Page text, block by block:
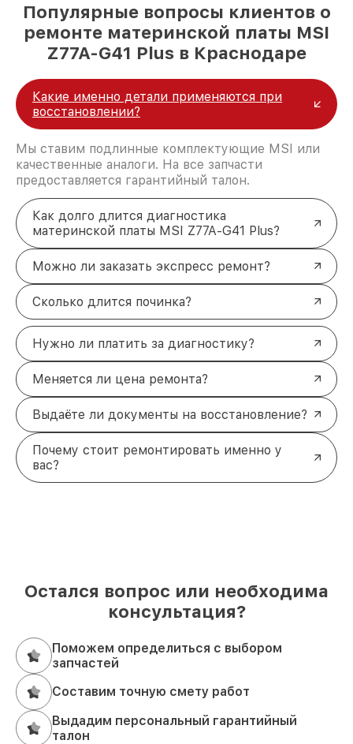
Популярные вопросы клиентов о
ремонте материнской платы MSI
Z77A-G41 Plus в Краснодаре
Какие именно детали применяются при
восстановлении?
Мы ставим подлинные комплектующие MSI или
качественные аналоги. На все запчасти
предоставляется гарантийный талон.
Как долго длится диагностика
материнской платы MSI Z77A-G41 Plus?
Можно ли заказать экспресс ремонт?
Сколько длится починка?
Нужно ли платить за диагностику?
Меняется ли цена ремонта?
Выдаёте ли документы на восстановление?
Почему стоит ремонтировать именно у
вас?
Остался вопрос или необходима
консультация?
Поможем определиться с выбором
запчастей
Составим точную смету работ
Выдадим персональный гарантийный
талон